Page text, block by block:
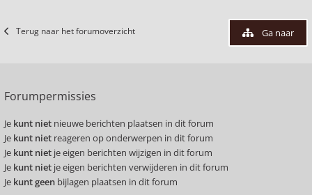
Terug naar het forumoverzicht Ga naar
Forumpermissies
Je kunt niet nieuwe berichten plaatsen in dit forum
Je kunt niet reageren op onderwerpen in dit forum
Je kunt niet je eigen berichten wijzigen in dit forum
Je kunt niet je eigen berichten verwijderen in dit forum
Je kunt geen bijlagen plaatsen in dit forum